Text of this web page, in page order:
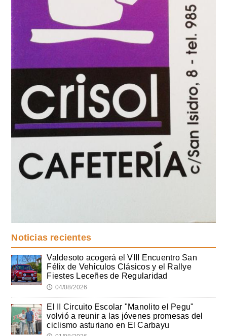
Noticias recientes
Valdesoto acogerá el VIII Encuentro San
Félix de Vehículos Clásicos y el Rallye
Fiestes Leceñes de Regularidad
🕔 04/08/2026
El II Circuito Escolar "Manolito el Pegu"
volvió a reunir a las jóvenes promesas del
ciclismo asturiano en El Carbayu